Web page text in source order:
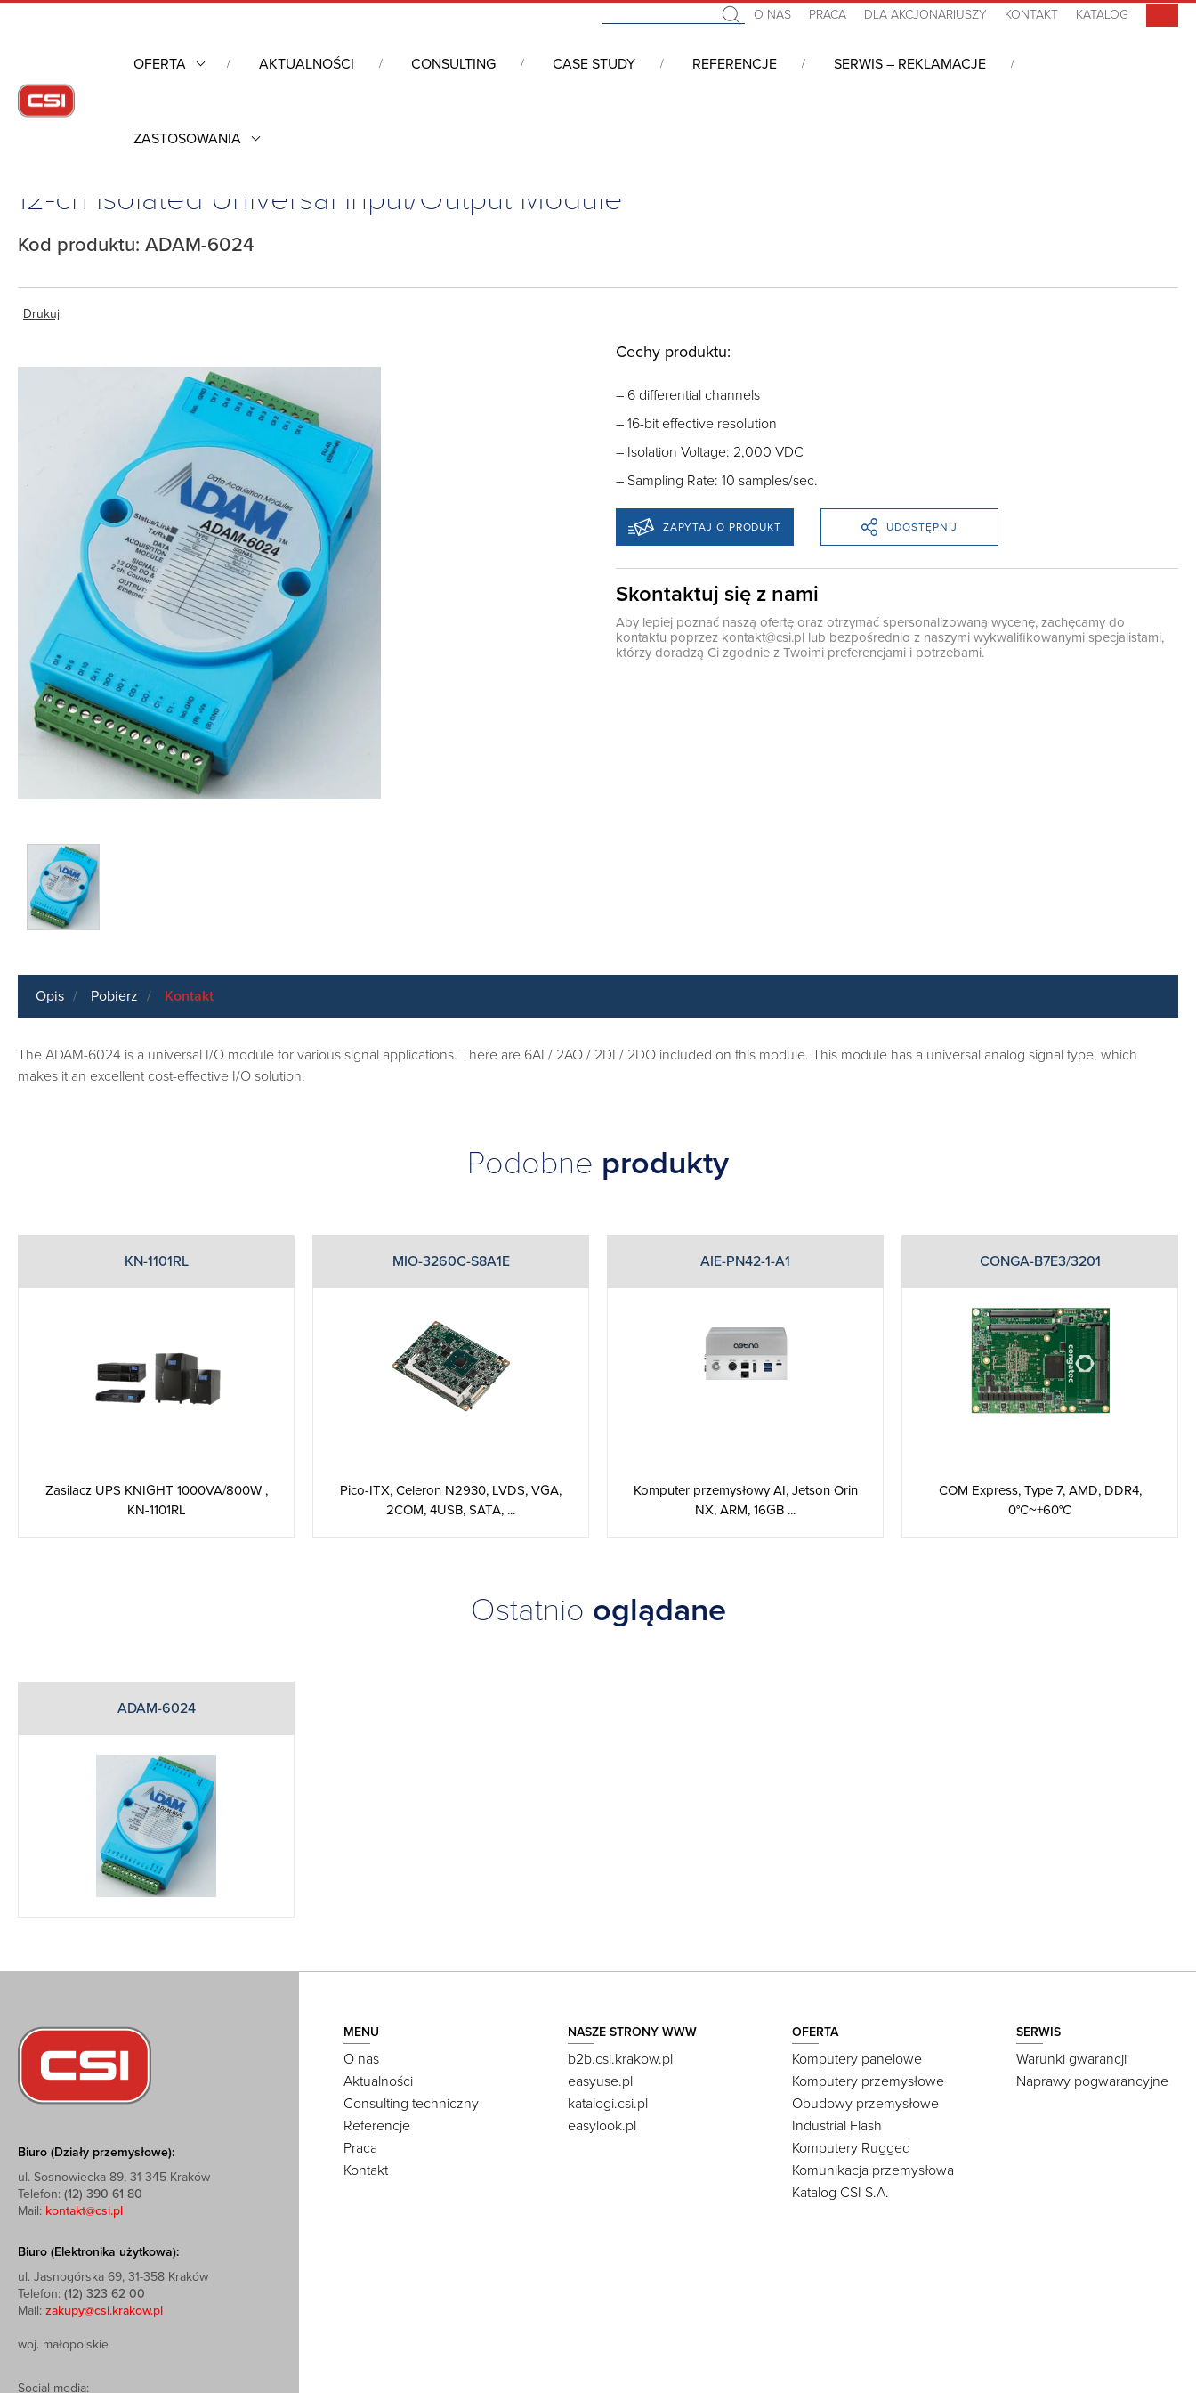
O NAS PRACA DLA AKCJONARIUSZY KONTAKT KATALOG
OFERTA AKTUALNOŚCI CONSULTING CASE STUDY REFERENCJE SERWIS – REKLAMACJE
ZASTOSOWANIA
Komputery przemysłowe
12-ch Isolated Universal Input/Output Module
Kod produktu: ADAM-6024
Drukuj
Cechy produktu:
– 6 differential channels
– 16-bit effective resolution
– Isolation Voltage: 2,000 VDC
– Sampling Rate: 10 samples/sec.
ZAPYTAJ O PRODUKT UDOSTĘPNIJ
Skontaktuj się z nami
Aby lepiej poznać naszą ofertę oraz otrzymać spersonalizowaną wycenę, zachęcamy do
kontaktu poprzez kontakt@csi.pl lub bezpośrednio z naszymi wykwalifikowanymi specjalistami,
którzy doradzą Ci zgodnie z Twoimi preferencjami i potrzebami.
Opis Pobierz Kontakt
The ADAM-6024 is a universal I/O module for various signal applications. There are 6AI / 2AO / 2DI / 2DO included on this module. This module has a universal analog signal type, which
makes it an excellent cost-effective I/O solution.
Podobne produkty
KN-1101RL
Zasilacz UPS KNIGHT 1000VA/800W ,
KN-1101RL
MIO-3260C-S8A1E
Pico-ITX, Celeron N2930, LVDS, VGA,
2COM, 4USB, SATA, ...
AIE-PN42-1-A1
Komputer przemysłowy AI, Jetson Orin
NX, ARM, 16GB ...
CONGA-B7E3/3201
COM Express, Type 7, AMD, DDR4,
0°C~+60°C
Ostatnio oglądane
ADAM-6024
Biuro (Działy przemysłowe):
ul. Sosnowiecka 89, 31-345 Kraków
Telefon: (12) 390 61 80
Mail: kontakt@csi.pl
Biuro (Elektronika użytkowa):
ul. Jasnogórska 69, 31-358 Kraków
Telefon: (12) 323 62 00
Mail: zakupy@csi.krakow.pl
woj. małopolskie
Social media:
MENU
O nas
Aktualności
Consulting techniczny
Referencje
Praca
Kontakt
NASZE STRONY WWW
b2b.csi.krakow.pl
easyuse.pl
katalogi.csi.pl
easylook.pl
OFERTA
Komputery panelowe
Komputery przemysłowe
Obudowy przemysłowe
Industrial Flash
Komputery Rugged
Komunikacja przemysłowa
Katalog CSI S.A.
SERWIS
Warunki gwarancji
Naprawy pogwarancyjne